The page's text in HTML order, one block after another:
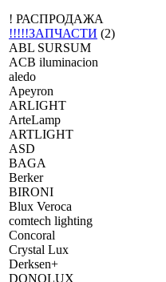
! РАСПРОДАЖА
!!!!!ЗАПЧАСТИ (2)
ABL SURSUM
ACB iluminacion
aledo
Apeyron
ARLIGHT
ArteLamp
ARTLIGHT
ASD
BAGA
Berker
BIRONI
Blux Veroca
comtech lighting
Concoral
Crystal Lux
Derksen+
DONOLUX